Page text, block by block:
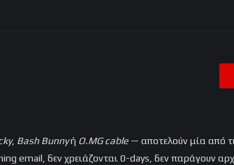
, Bash Bunnyή O.MG cable — αποτελούν μία από
email, δεν χρειάζονται 0-days, δεν παράγουν